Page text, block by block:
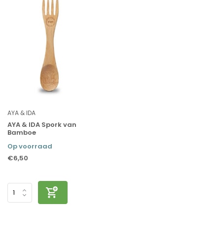
AYA & IDA
AYA & IDA Spork van
Bamboe
Op voorraad
€6,50